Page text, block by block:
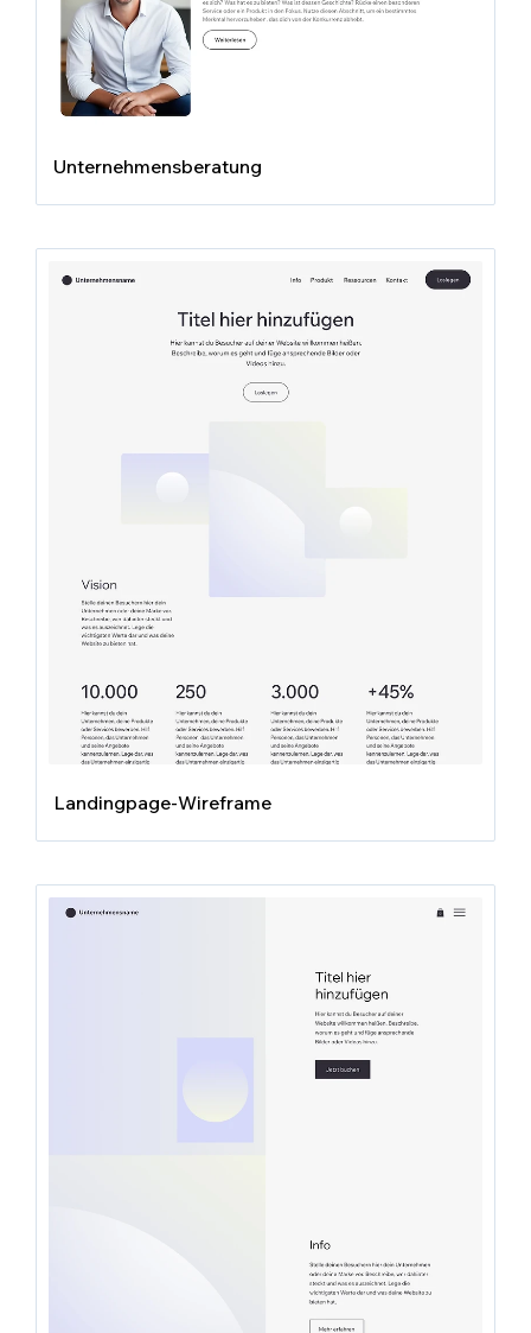
Unternehmensberatung
Landingpage-Wireframe